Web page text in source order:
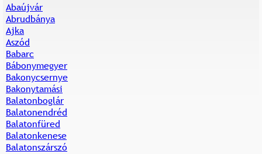
Abaújvár
Abrudbánya
Ajka
Aszód
Babarc
Bábonymegyer
Bakonycsernye
Bakonytamási
Balatonboglár
Balatonendréd
Balatonfüred
Balatonkenese
Balatonszárszó